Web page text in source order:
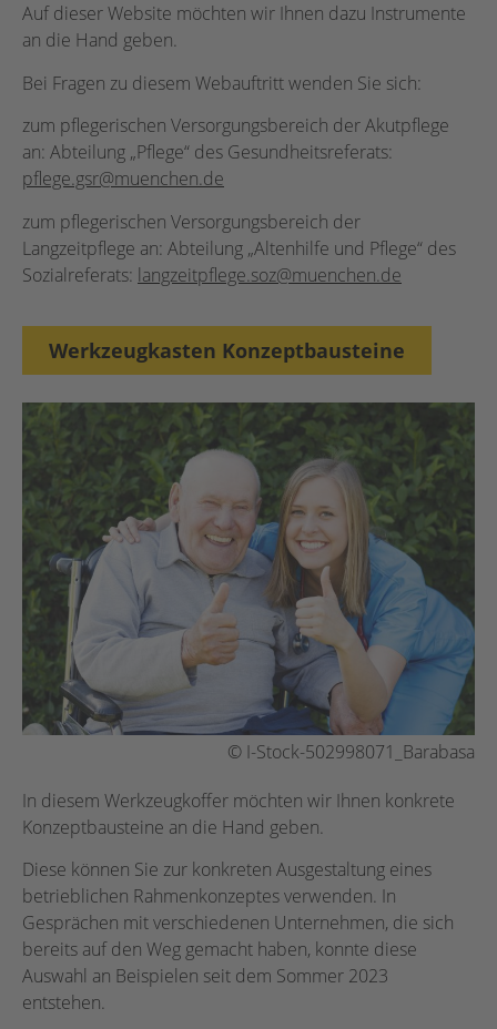
Auf dieser Website möchten wir Ihnen dazu Instrumente
an die Hand geben.
Bei Fragen zu diesem Webauftritt wenden Sie sich:
zum pflegerischen Versorgungsbereich der Akutpflege
an: Abteilung „Pflege“ des Gesundheitsreferats:
pflege.gsr@muenchen.de
zum pflegerischen Versorgungsbereich der
Langzeitpflege an: Abteilung „Altenhilfe und Pflege“ des
Sozialreferats: langzeitpflege.soz@muenchen.de
Werkzeugkasten Konzeptbausteine
© I-Stock-502998071_Barabasa
In diesem Werkzeugkoffer möchten wir Ihnen konkrete
Konzeptbausteine an die Hand geben.
Diese können Sie zur konkreten Ausgestaltung eines
betrieblichen Rahmenkonzeptes verwenden. In
Gesprächen mit verschiedenen Unternehmen, die sich
bereits auf den Weg gemacht haben, konnte diese
Auswahl an Beispielen seit dem Sommer 2023
entstehen.